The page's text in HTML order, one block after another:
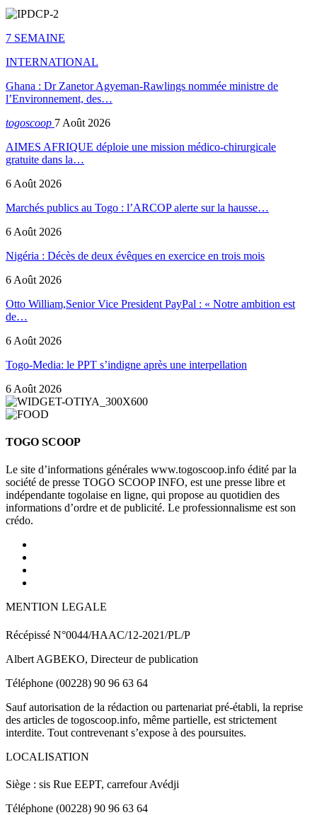
7 SEMAINE
INTERNATIONAL
Ghana : Dr Zanetor Agyeman-Rawlings nommée ministre de
l’Environnement, des…
togoscoop 7 Août 2026
AIMES AFRIQUE déploie une mission médico-chirurgicale
gratuite dans la…
6 Août 2026
Marchés publics au Togo : l’ARCOP alerte sur la hausse…
6 Août 2026
Nigéria : Décès de deux évêques en exercice en trois mois
6 Août 2026
Otto William,Senior Vice President PayPal : « Notre ambition est
de…
6 Août 2026
Togo-Media: le PPT s’indigne après une interpellation
6 Août 2026
TOGO SCOOP
Le site d’informations générales www.togoscoop.info édité par la
société de presse TOGO SCOOP INFO, est une presse libre et
indépendante togolaise en ligne, qui propose au quotidien des
informations d’ordre et de publicité. Le professionnalisme est son
crédo.
MENTION LEGALE
Récépissé N°0044/HAAC/12-2021/PL/P
Albert AGBEKO, Directeur de publication
Téléphone (00228) 90 96 63 64
Sauf autorisation de la rédaction ou partenariat pré-établi, la reprise
des articles de togoscoop.info, même partielle, est strictement
interdite. Tout contrevenant s’expose à des poursuites.
LOCALISATION
Siège : sis Rue EEPT, carrefour Avédji
Téléphone (00228) 90 96 63 64